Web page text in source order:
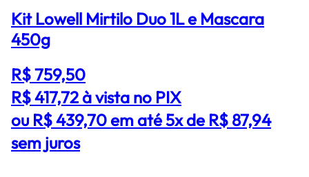
Kit Lowell Mirtilo Duo 1L e Mascara
450g
R$ 759,50
R$ 417,72à vista no PIX
ou R$ 439,70 em até 5x de R$ 87,94
sem juros